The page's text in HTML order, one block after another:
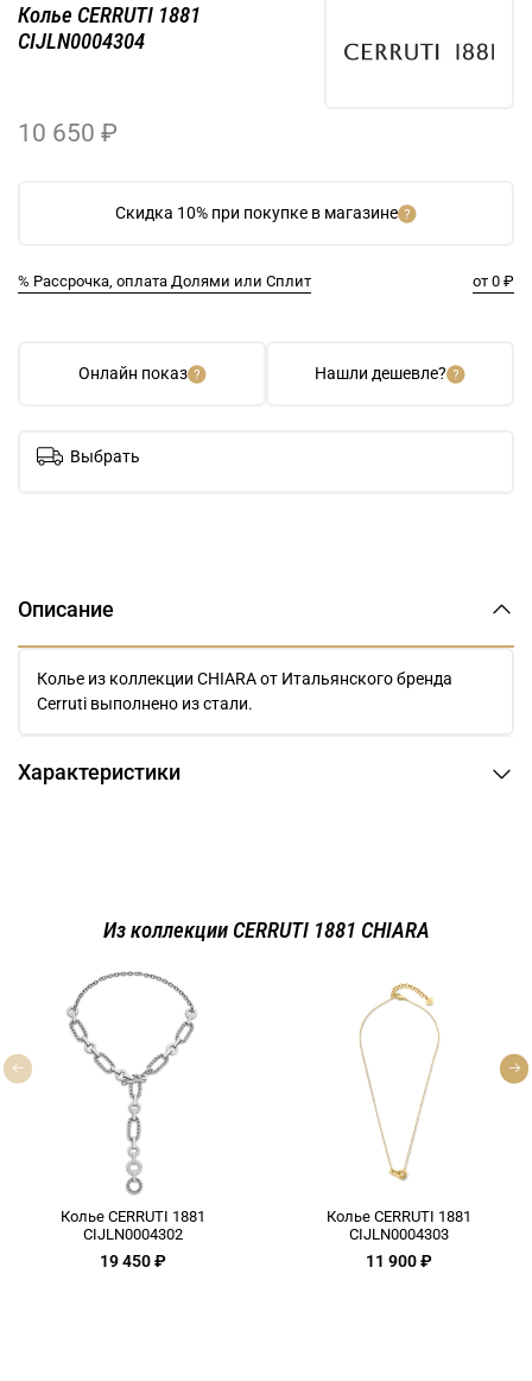
Скидка 10% при покупке в магазине
% Рассрочка, оплата Долями или Сплит от 0 ₽
Колье CERRUTI 1881
CIJLN0004304
10 650 ₽
Онлайн показ Нашли дешевле?
Выбрать
Описание
Колье из коллекции CHIARA от Итальянского бренда
Cerruti выполнено из стали.
Характеристики
Из коллекции CERRUTI 1881 CHIARA
Колье CERRUTI 1881
CIJLN0004302
19 450 ₽
Колье CERRUTI 1881
CIJLN0004303
11 900 ₽